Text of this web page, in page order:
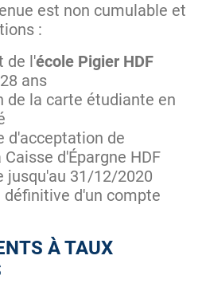
est non cumulable et
:
de l'école Pigier HDF
ans
de la carte étudiante en
d'acceptation de
d'Épargne HDF
jusqu'au 31/12/2020
définitive d'un compte
À TAUX